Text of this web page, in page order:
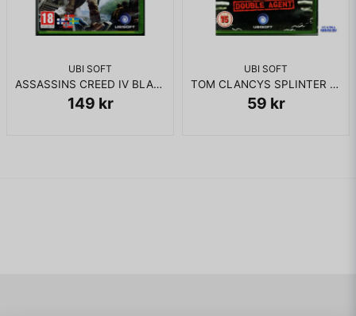
UBI SOFT
ASSASSINS CREED IV BLACK FLAG XBOX 360
149 kr
UBI SOFT
TOM CLANCYS SPLINTER CELL DOUBLE AGENT XBOX 360
59 kr